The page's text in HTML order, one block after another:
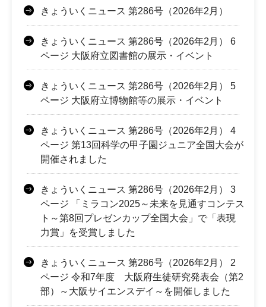
きょういくニュース 第286号（2026年2月）
きょういくニュース 第286号（2026年2月） 6
ページ 大阪府立図書館の展示・イベント
きょういくニュース 第286号（2026年2月） 5
ページ 大阪府立博物館等の展示・イベント
きょういくニュース 第286号（2026年2月） 4
ページ 第13回科学の甲子園ジュニア全国大会が
開催されました
きょういくニュース 第286号（2026年2月） 3
ページ 「ミラコン2025～未来を見通すコンテス
ト～第8回プレゼンカップ全国大会」で「表現
力賞」を受賞しました
きょういくニュース 第286号（2026年2月） 2
ページ 令和7年度 大阪府生徒研究発表会（第2
部）～大阪サイエンスデイ～を開催しました